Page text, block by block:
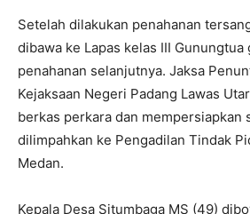
Setelah dilakukan penahanan
dibawa ke Lapas kelas III Gunungtua
penahanan selanjutnya. Jaksa
Kejaksaan Negeri Padang Lawas
berkas perkara dan mempersiapkan
dilimpahkan ke Pengadilan Tindak
Medan.
Kepala Desa Situmbaga MS (49)